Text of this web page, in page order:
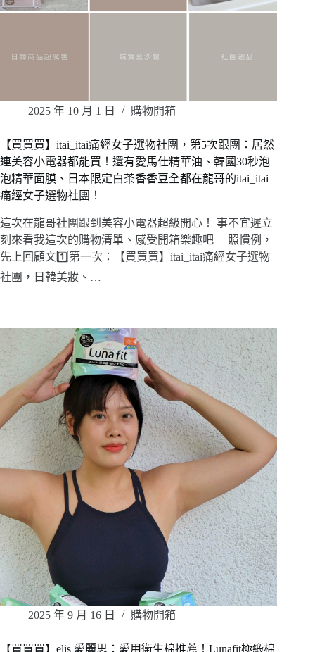
2025 年 10 月 1 日 購物開箱
【買買買】itai_itai痛經女子選物社團，第5次跟團：居然
連美容小電器都能買！還有愛馬仕精華油、韓國30秒泡
泡精華面膜、日本限定白茶香香豆全都在龍哥的itai_itai
痛經女子選物社團！
這次在龍哥社團跟到美容小電器超級開心！ 事不宜遲立
刻來看我這次的購物清單、感受開箱樂趣吧 照慣例，
先上回顧文1️⃣第一次：【買買買】itai_itai痛經女子選物
社團，日韓美妝、…
2025 年 9 月 16 日 購物開箱
【買買買】elis 愛麗思：愛用衛生棉推薦！Lunafit極緞棉